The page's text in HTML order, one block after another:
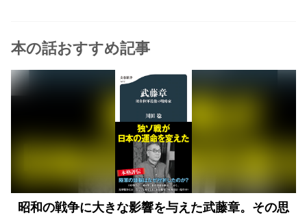
本の話おすすめ記事
昭和の戦争に大きな影響を与えた武藤章。その思